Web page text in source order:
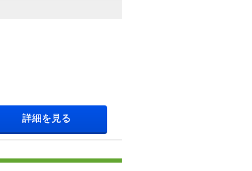
詳細を見る